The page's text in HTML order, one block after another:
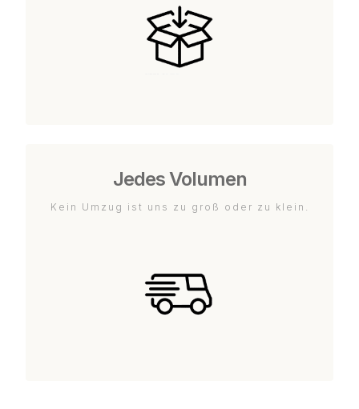
Jedes Volumen
Kein Umzug ist uns zu groß oder zu klein.